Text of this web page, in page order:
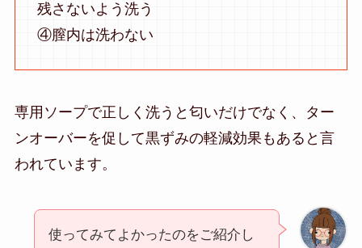
残さないよう洗う
④膣内は洗わない
専用ソープで正しく洗うと匂いだけでなく、ター
ンオーバーを促して黒ずみの軽減効果もあると言
われています。
使ってみてよかったのをご紹介し